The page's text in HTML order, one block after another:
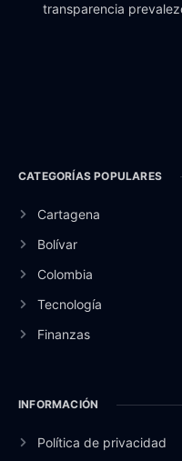
transparencia
CATEGORÍAS POPULARES
Cartagena
Bolívar
Colombia
Tecnología
Finanzas
INFORMACIÓN
Política de privacidad